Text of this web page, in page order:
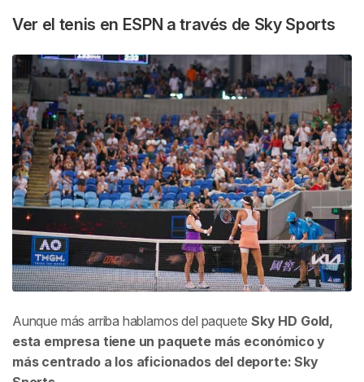
Ver el tenis en ESPN a través de Sky Sports
Aunque más arriba hablamos del paqueteSky HD Gold,
esta empresa tiene un paquete más económico y
más centrado a los aficionados del deporte: Sky